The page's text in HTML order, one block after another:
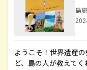
島旅
ようこそ！世界遺産
ど、島の人が教えて